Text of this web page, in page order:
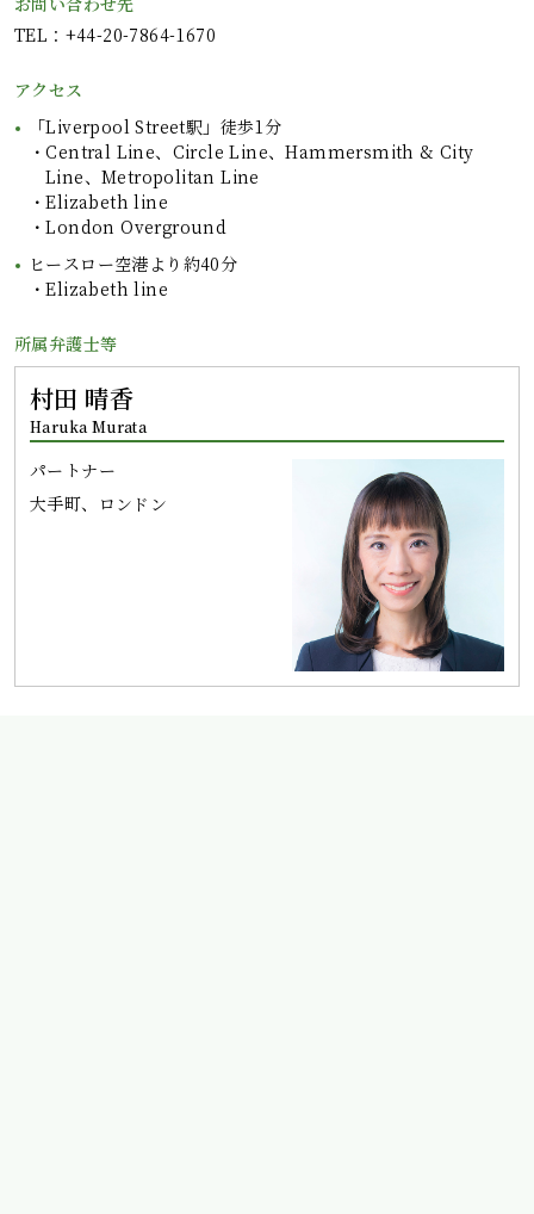
TEL ：+44-20-7864-1670
アクセス
「Liverpool Street駅」徒歩1分
Central Line、Circle Line、Hammersmith & City
Line、Metropolitan Line
Elizabeth line
London Overground
ヒースロー空港より約40分
Elizabeth line
所属弁護士等
村田 晴香
Haruka Murata
パートナー
大手町、ロンドン